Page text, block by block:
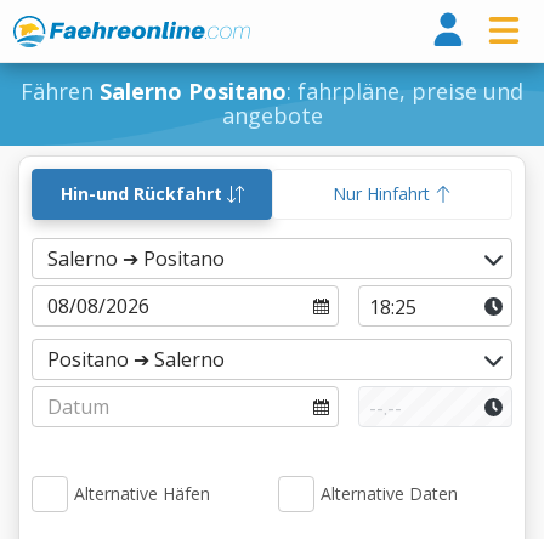
Fähren Salerno Positano: fahrpläne, preise und
angebote
Hin-und Rückfahrt Nur Hinfahrt
Alternative Häfen Alternative Daten